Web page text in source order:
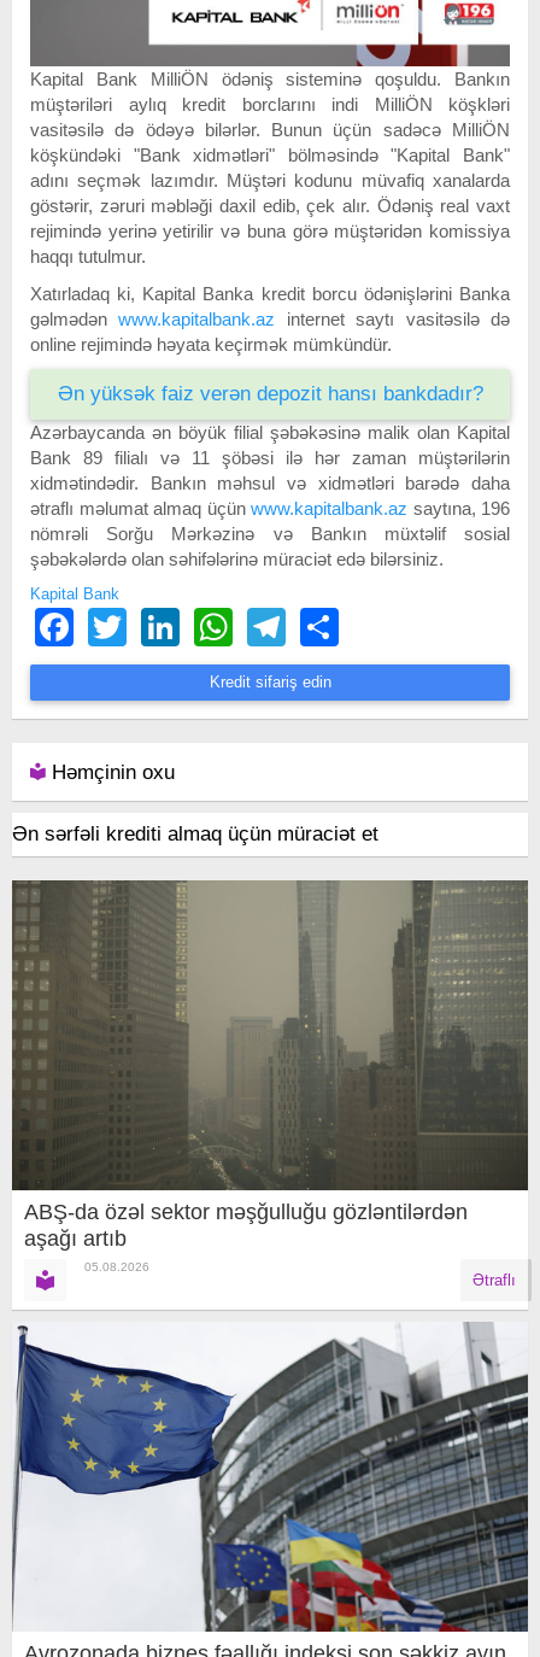
Kapital Bank MilliÖN ödəniş sisteminə qoşuldu. Bankın
müştəriləri aylıq kredit borclarını indi MilliÖN köşkləri
vasitəsilə də ödəyə bilərlər. Bunun üçün sadəcə MilliÖN
köşkündəki "Bank xidmətləri" bölməsində "Kapital Bank"
adını seçmək lazımdır. Müştəri kodunu müvafiq xanalarda
göstərir, zəruri məbləği daxil edib, çek alır. Ödəniş real vaxt
rejimində yerinə yetirilir və buna görə müştəridən komissiya
haqqı tutulmur.
Xatırladaq ki, Kapital Banka kredit borcu ödənişlərini Banka
gəlmədənwww.kapitalbank.az internet saytı vasitəsilə də
online rejimində həyata keçirmək mümkündür.
Ən yüksək faiz verən depozit hansı bankdadır?
Azərbaycanda ən böyük filial şəbəkəsinə malik olan Kapital
Bank 89 filialı və 11 şöbəsi ilə hər zaman müştərilərin
xidmətindədir. Bankın məhsul və xidmətləri barədə daha
ətraflı məlumat almaq üçün www.kapitalbank.az saytına, 196
nömrəli Sorğu Mərkəzinə və Bankın müxtəlif sosial
şəbəkələrdə olan səhifələrinə müraciət edə bilərsiniz.
Kapital Bank
FacebookTwitter LinkedIn WhatsAppTelegram
Kredit sifariş edin
Həmçinin oxu
Ən sərfəli krediti almaq üçün müraciət et
ABŞ-da özəl sektor məşğulluğu gözləntilərdən
aşağı artıb
05.08.2026
Ətraflı